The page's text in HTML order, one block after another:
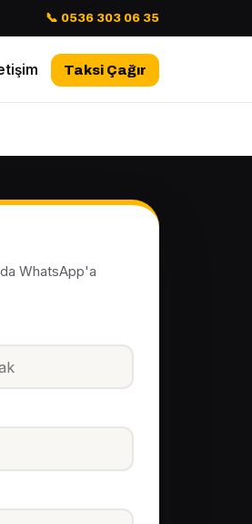
📞 0536 303 06 35
Taksi Çağır
WhatsApp'a